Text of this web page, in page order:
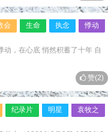
会 生命 执念 悸动
动，在心底 悄然积蓄了十年 自
赞(2)
纪录片 明星 袁牧之